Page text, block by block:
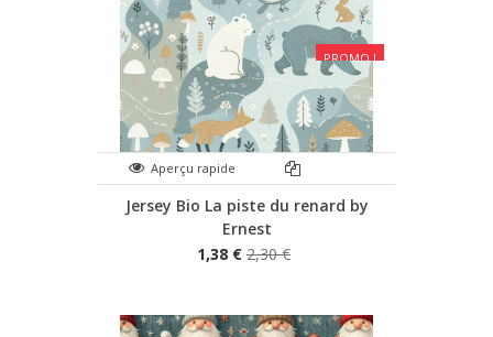
PROMO !
Aperçu rapide
Jersey Bio La piste du renard by
Ernest
1,38 € 2,30 €